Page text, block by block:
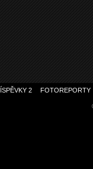
2 FOTOREPORTY